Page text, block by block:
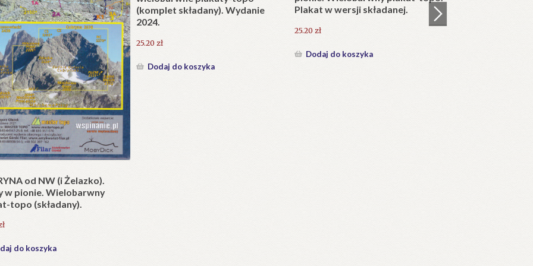
litewskie. Kapliczki i krzyże
jako dzieło sztuki
i potrzeba ich ochrony.
zł
do koszyka
Opisanie Tatr (Wybór tekstów)